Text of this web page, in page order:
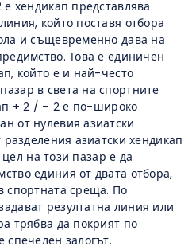
хендикап представлява
който поставя отбора
и същевременно дава на
Това е единичен
който е и най-често
в света на спортните
+ 2 / – 2 е по-широко
от нулевия азиатски
азиатски хендикап
на този пазар е да
единия от двата отбора,
спортната среща. По
резултатна линия или
трябва да покрият по
спечелен залогът.